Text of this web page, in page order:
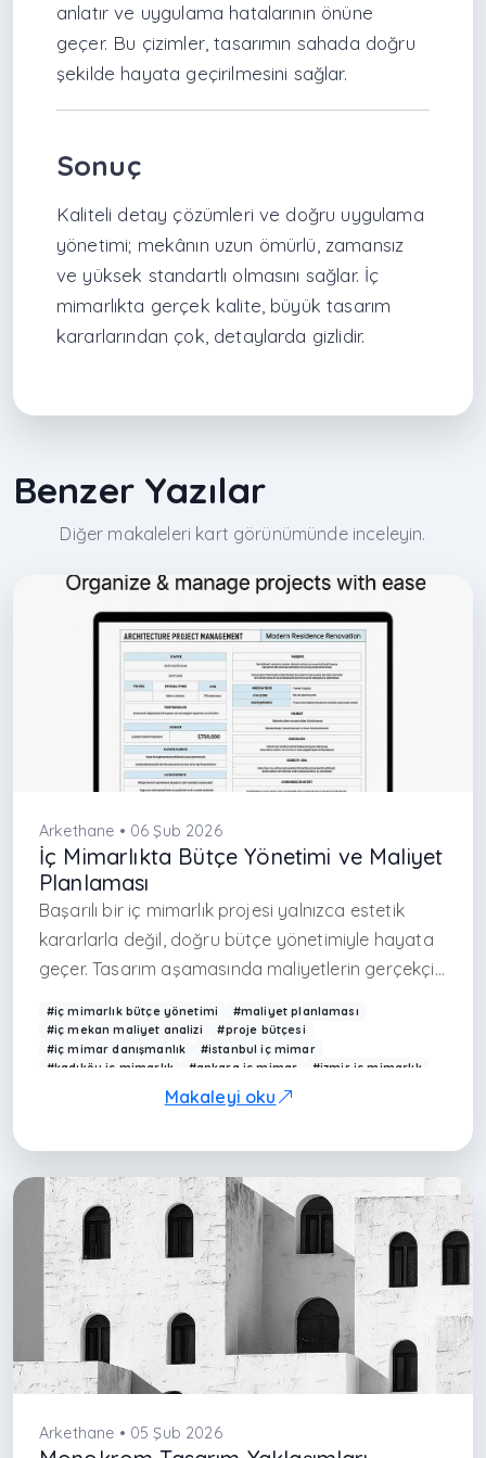
anlatır ve uygulama hatalarının önüne
geçer. Bu çizimler, tasarımın sahada doğru
şekilde hayata geçirilmesini sağlar.
Sonuç
Kaliteli detay çözümleri ve doğru uygulama
yönetimi; mekânın uzun ömürlü, zamansız
ve yüksek standartlı olmasını sağlar. İç
mimarlıkta gerçek kalite, büyük tasarım
kararlarından çok, detaylarda gizlidir.
Benzer Yazılar
Diğer makaleleri kart görünümünde inceleyin.
Arkethane • 06 Şub 2026
İç Mimarlıkta Bütçe Yönetimi ve Maliyet
Planlaması
Başarılı bir iç mimarlık projesi yalnızca estetik
kararlarla değil, doğru bütçe yönetimiyle hayata
geçer. Tasarım aşamasında maliyetlerin gerçekçi
yaşanabilecek sürpriz harcamaların ve zaman
kayıplarının önüne geçer. İyi planlanmış bir bütçe,
projenin hem kaliteli hem de sürdürülebilir olmasını
#iç mimarlık bütçe yönetimi
#maliyet planlaması
#iç mekan maliyet analizi
#proje bütçesi
#iç mimar danışmanlık
#istanbul iç mimar
#kadıköy iç mimarlık
#ankara iç mimar
#izmir iç mimarlık
Makaleyi oku
Arkethane • 05 Şub 2026